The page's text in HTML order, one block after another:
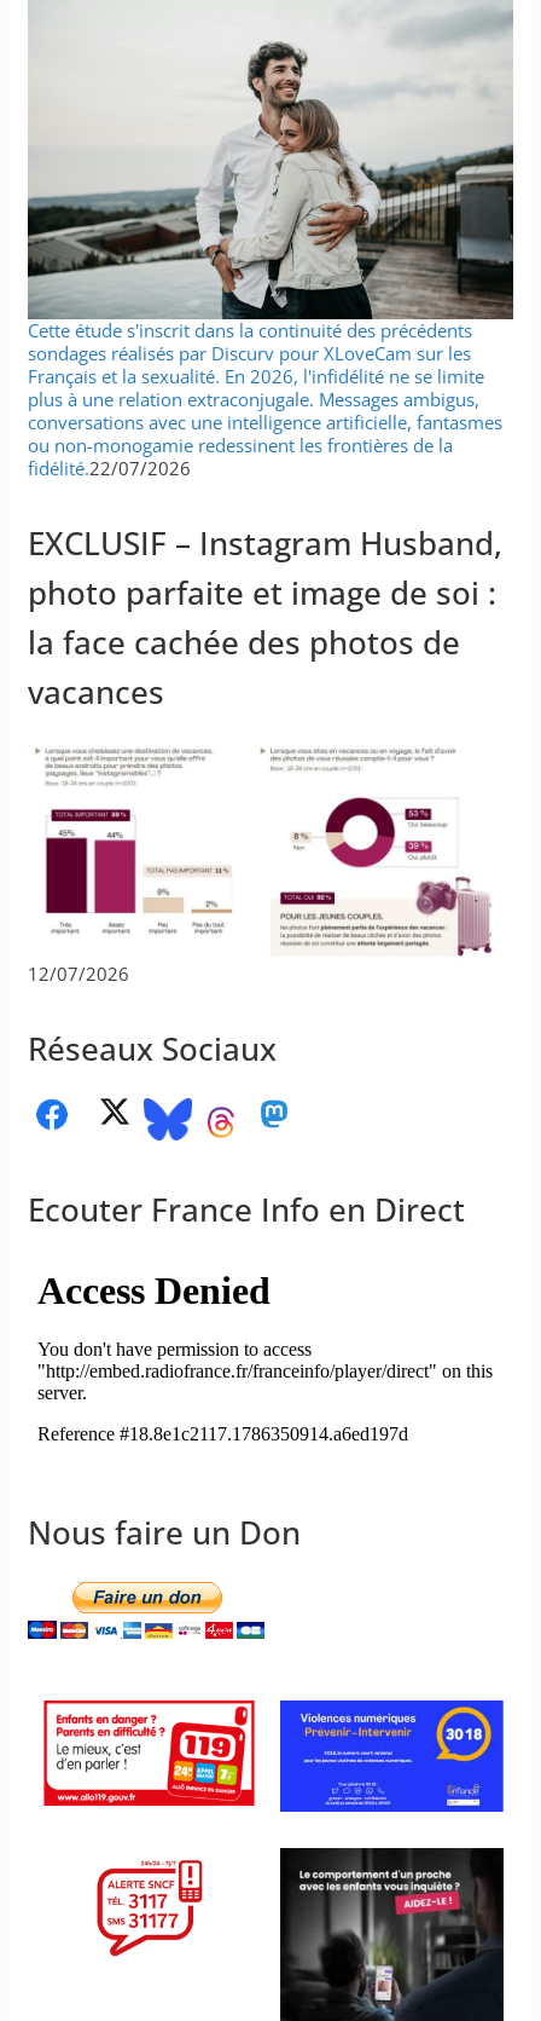
Cette étude s'inscrit dans la continuité des précédents
sondages réalisés par Discurv pour XLoveCam sur les
Français et la sexualité. En 2026, l'infidélité ne se limite
plus à une relation extraconjugale. Messages ambigus,
conversations avec une intelligence artificielle, fantasmes
ou non-monogamie redessinent les frontières de la
fidélité.22/07/2026
EXCLUSIF – Instagram Husband,
photo parfaite et image de soi :
la face cachée des photos de
vacances
12/07/2026
Réseaux Sociaux
Ecouter France Info en Direct
Nous faire un Don